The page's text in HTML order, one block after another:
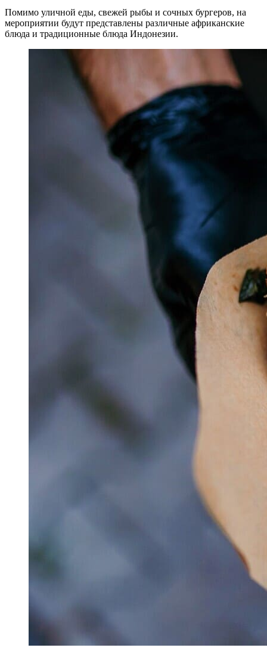
Помимо уличной еды, свежей рыбы и сочных бургеров, на
мероприятии будут представлены различные африканские
блюда и традиционные блюда Индонезии.